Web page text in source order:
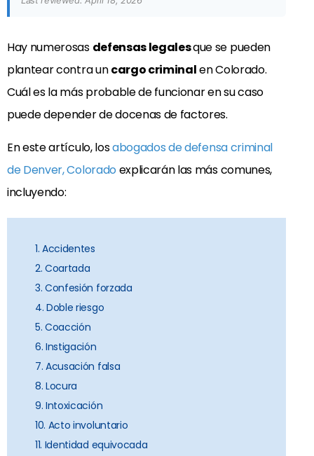
Hay numerosas defensas legalesque se pueden
plantear contra uncargo criminalen Colorado.
Cuál es la más probable de funcionar en su caso
puede depender de docenas de factores.
En este artículo, losabogados de defensa criminal
de Denver, Colorado explicarán las más comunes,
incluyendo:
1. Accidentes
2. Coartada
3. Confesión forzada
4. Doble riesgo
5. Coacción
6. Instigación
7. Acusación falsa
8. Locura
9. Intoxicación
10. Acto involuntario
11. Identidad equivocada